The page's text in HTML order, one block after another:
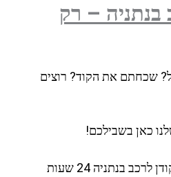
בנתניה – רק
שכחתם את הקוד? רוצים
כאן בשבילכם!
אנו מציעים שירותי ניתוק קודן לרכב בנתניה 24 שעות